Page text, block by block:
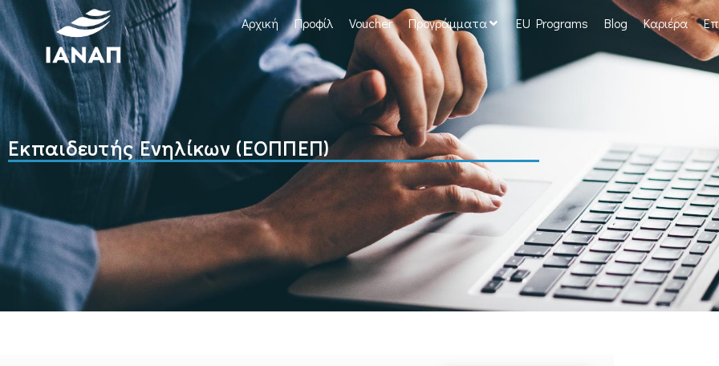
Αρχική Προφίλ Voucher Προγράμματα EU Programs Blog Καριέρα
Εκπαιδευτής Ενηλίκων (ΕΟΠΠΕΠ)